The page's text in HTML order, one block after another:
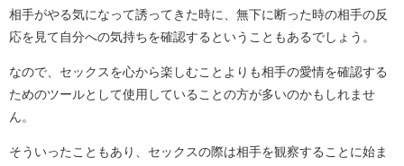
相手がやる気になって誘ってきた時に、無下に断った時の相手の反
応を見て自分への気持ちを確認するということもあるでしょう。
なので、セックスを心から楽しむことよりも相手の愛情を確認する
ためのツールとして使用していることの方が多いのかもしれませ
ん。
そういったこともあり、セックスの際は相手を観察することに始ま